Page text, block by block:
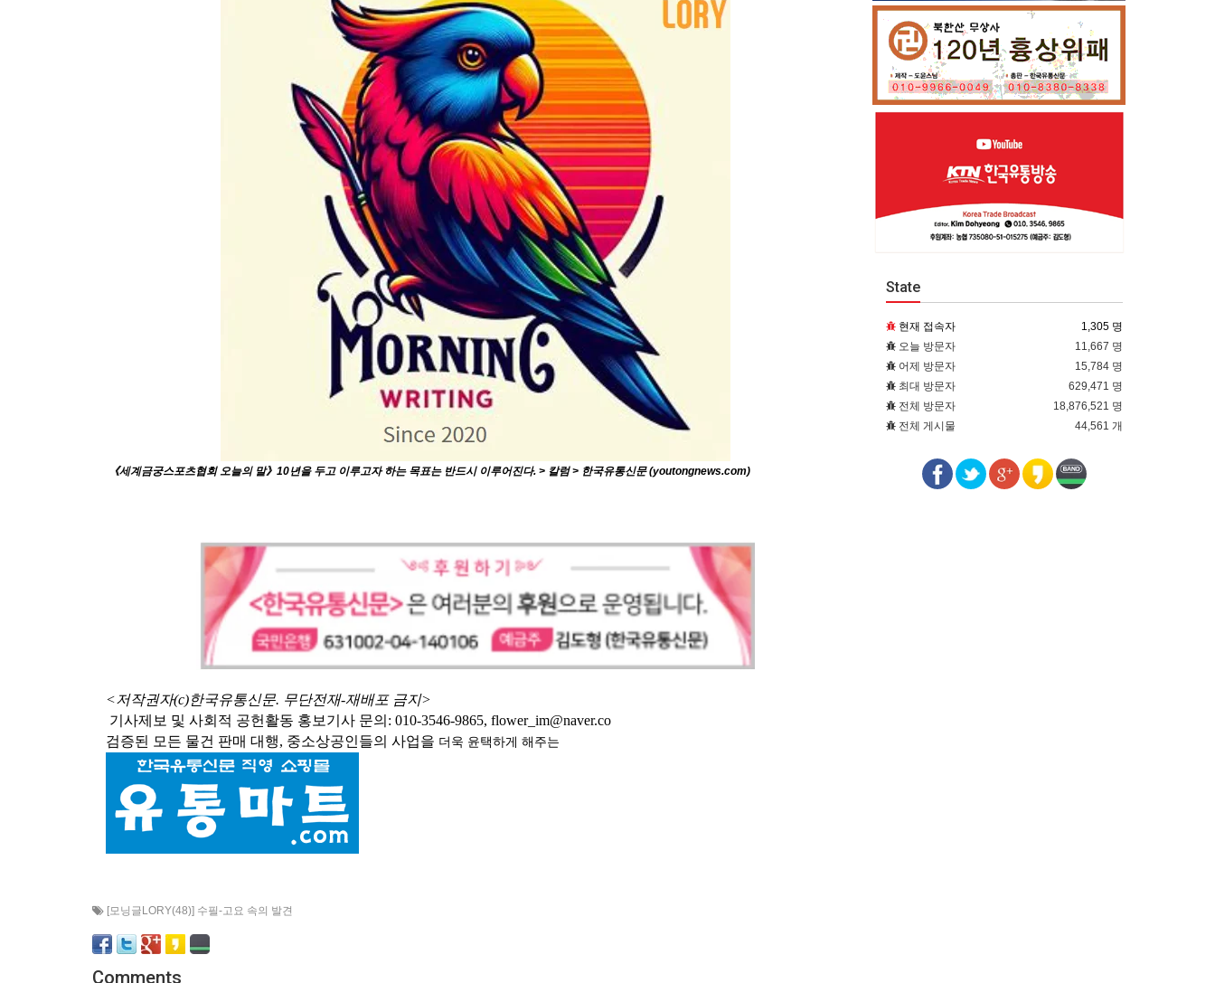
《세계금궁스포츠협회 오늘의 말》10년을 두고 이루고자 하는 목표는 반드시 이루어진다. > 칼럼 > 한국유통신문 (youtongnews.com)
<저작권자(c)한국유통신문. 무단전재-재배포 금지>
기사제보 및 사회적 공헌활동 홍보기사 문의: 010-3546-9865, flower_im@naver.co
검증된 모든 물건 판매 대행, 중소상공인들의 사업을 더욱 윤택하게 해주는
[모닝글LORY(48)] 수필-고요 속의 발견
Comments
State
현재 접속자
1,305 명
오늘 방문자
11,667 명
어제 방문자
15,784 명
최대 방문자
629,471 명
전체 방문자
18,876,521 명
전체 게시물
44,561 개